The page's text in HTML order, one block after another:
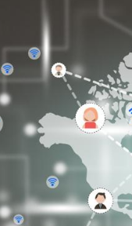
Twitter